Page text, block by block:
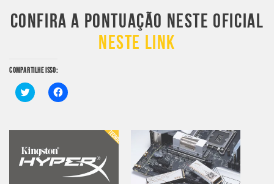
CONFIRA A PONTUAÇÃO NESTE OFICIAL
NESTE LINK
COMPARTILHE ISSO:
Clique
para
em
janela)
Clique
para
em